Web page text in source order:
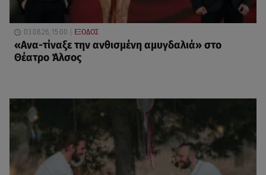
03.08.26, 15:00 ΕΞΟΔΟΣ
«Ανα-τίναξε την ανθισμένη αμυγδαλιά» στο
Θέατρο Άλσος